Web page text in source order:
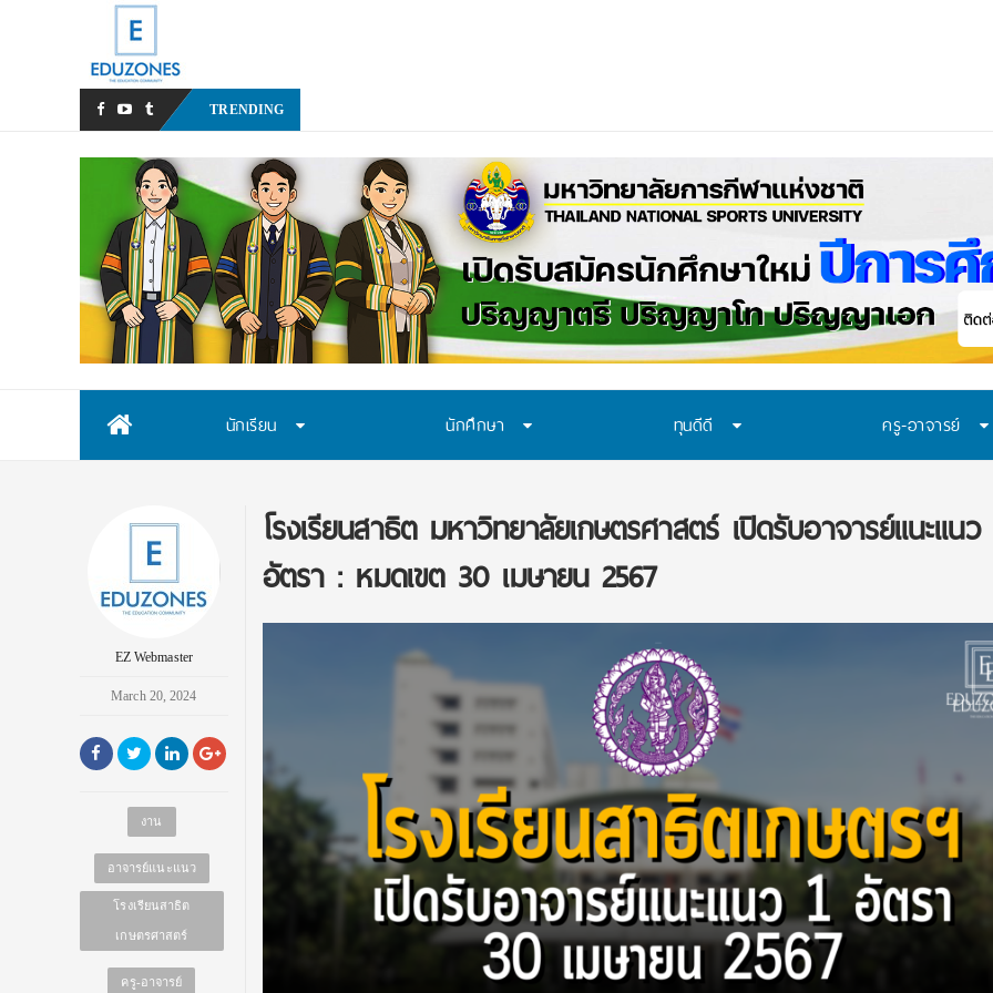
TRENDING
นักเรียน นักศึกษา ทุนดีดี ครู-อาจารย์
EZ Webmaster
March 20, 2024
งาน
อาจารย์แนะแนว
โรงเรียนสาธิต
เกษตรศาสตร์
ครู-อาจารย์
โรงเรียนสาธิต มหาวิทยาลัยเกษตรศาสตร์ เปิดรับอาจารย์แนะแนว
อัตรา : หมดเขต 30 เมษายน 2567